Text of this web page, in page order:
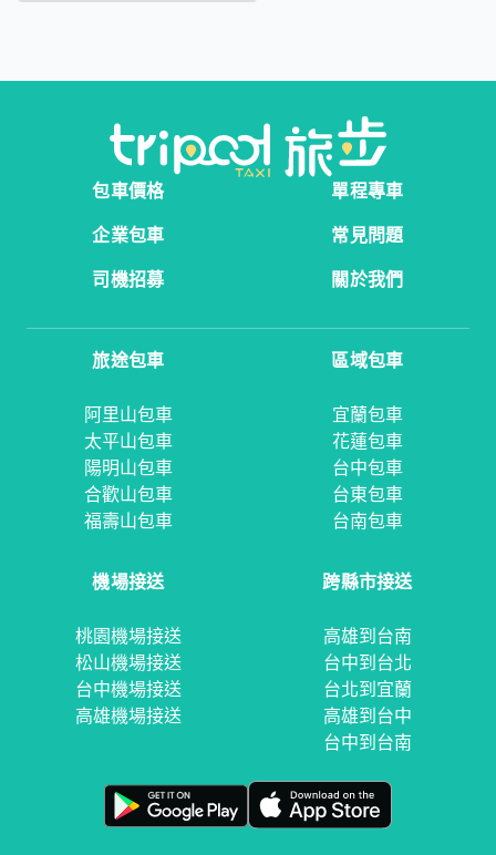
包車價格
單程專車
企業包車
常見問題
司機招募
關於我們
旅途包車
阿里山包車
太平山包車
陽明山包車
合歡山包車
福壽山包車
區域包車
宜蘭包車
花蓮包車
台中包車
台東包車
台南包車
機場接送
桃園機場接送
松山機場接送
台中機場接送
高雄機場接送
跨縣市接送
高雄到台南
台中到台北
台北到宜蘭
高雄到台中
台中到台南